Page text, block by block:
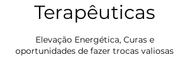
Terapêuticas
Elevação Energética, Curas e
oportunidades de fazer trocas valiosas